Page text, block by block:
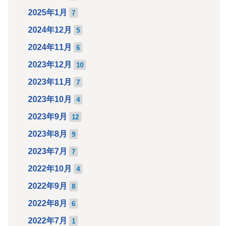
2025年1月 7
2024年12月 5
2024年11月 6
2023年12月 10
2023年11月 7
2023年10月 4
2023年9月 12
2023年8月 9
2023年7月 7
2022年10月 4
2022年9月 8
2022年8月 6
2022年7月 1